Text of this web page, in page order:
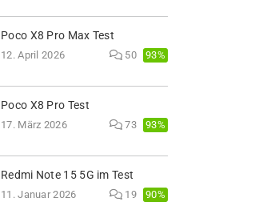
Poco X8 Pro Max Test
12. April 2026 50 93%
Poco X8 Pro Test
17. März 2026 73 93%
Redmi Note 15 5G im Test
11. Januar 2026 19 90%